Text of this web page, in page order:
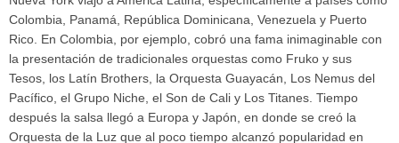
Colombia, Panamá, República Dominicana, Venezuela y Puerto
Rico. En Colombia, por ejemplo, cobró una fama inimaginable con
la presentación de tradicionales orquestas como Fruko y sus
Tesos, los Latín Brothers, la Orquesta Guayacán, Los Nemus del
Pacífico, el Grupo Niche, el Son de Cali y Los Titanes. Tiempo
después la salsa llegó a Europa y Japón, en donde se creó la
Orquesta de la Luz que al poco tiempo alcanzó popularidad en